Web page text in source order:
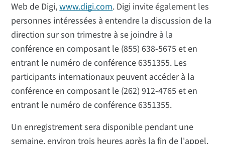
Web de Digi,www.digi.com. Digi invite également les
personnes intéressées à entendre la discussion de la
direction sur son trimestre à se joindre à la
conférence en composant le (855) 638-5675 et en
entrant le numéro de conférence 6351355. Les
participants internationaux peuvent accéder à la
conférence en composant le (262) 912-4765 et en
entrant le numéro de conférence 6351355.
Un enregistrement sera disponible pendant une
semaine, environ trois heures après la fin de l'appel.